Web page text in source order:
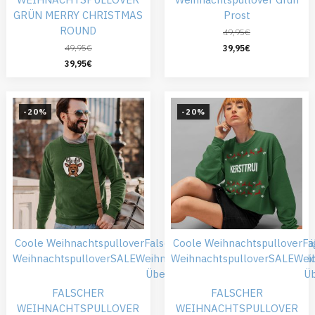
GRÜN MERRY CHRISTMAS
ROUND
49,95€
39,95€
Prost
49,95€
39,95€
-20%
Coole WeihnachtspulloverFalsche Weihnachtspullover
WeihnachtspulloverSALEWeihnachtskleidung
Übergröße
FALSCHER
WEIHNACHTSPULLOVER
-20%
Coole Weihnachtspullover
WeihnachtspulloverSALE
FALSCHER
WEIHNACHTSPULLOVER